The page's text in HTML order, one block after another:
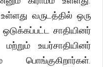
வருடத்தில் ஒரு
சாதியினர்
உயர்சாதியினர்
பொங்குகிறார்கள்.